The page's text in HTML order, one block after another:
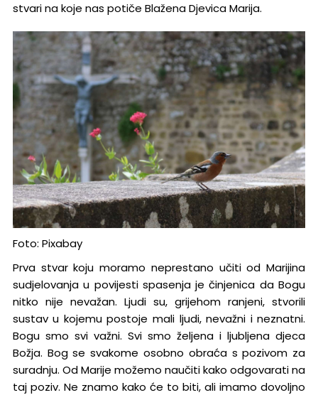
stvari na koje nas potiče Blažena Djevica Marija.
Foto: Pixabay
Prva stvar koju moramo neprestano učiti od Marijina
sudjelovanja u povijesti spasenja je činjenica da Bogu
nitko nije nevažan. Ljudi su, grijehom ranjeni, stvorili
sustav u kojemu postoje mali ljudi, nevažni i neznatni.
Bogu smo svi važni. Svi smo željena i ljubljena djeca
Božja. Bog se svakome osobno obraća s pozivom za
suradnju. Od Marije možemo naučiti kako odgovarati na
taj poziv. Ne znamo kako će to biti, ali imamo dovoljno